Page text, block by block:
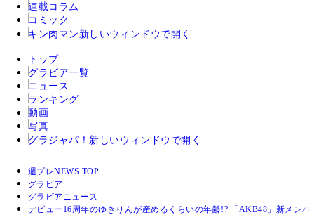
連載コラム
コミック
キン肉マン 新しいウィンドウで開く
トップ
グラビア一覧
ニュース
ランキング
動画
写真
グラジャパ！ 新しいウィンドウで開く
週プレNEWS TOP
グラビア
グラビアニュース
デビュー16周年のゆきりんが産めるくらいの年齢!? 「AKB48」新メン